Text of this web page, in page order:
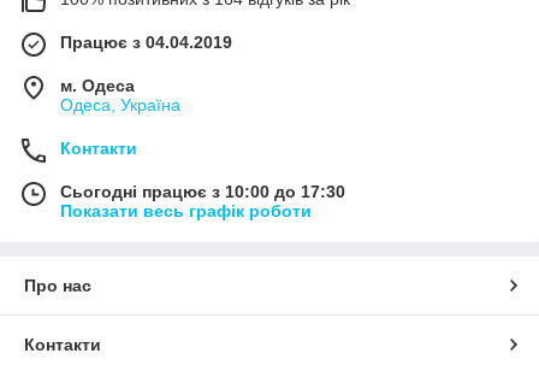
Працює з 04.04.2019
м. Одеса
Одеса, Україна
Контакти
Сьогодні працює з 10:00 до 17:30
Показати весь графік роботи
Про нас
Контакти